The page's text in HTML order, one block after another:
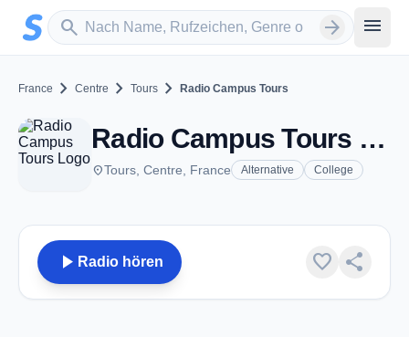
Zum Hauptinhalt springen
search
Sender suchen arrow_forward menu
France chevron_right Centre chevron_right Tours chevron_right Radio Campus Tours
Radio Campus Tours - FM 99.5 - Tours
placeTours, Centre, France Alternative College
play_arrow Radio hören favorite share